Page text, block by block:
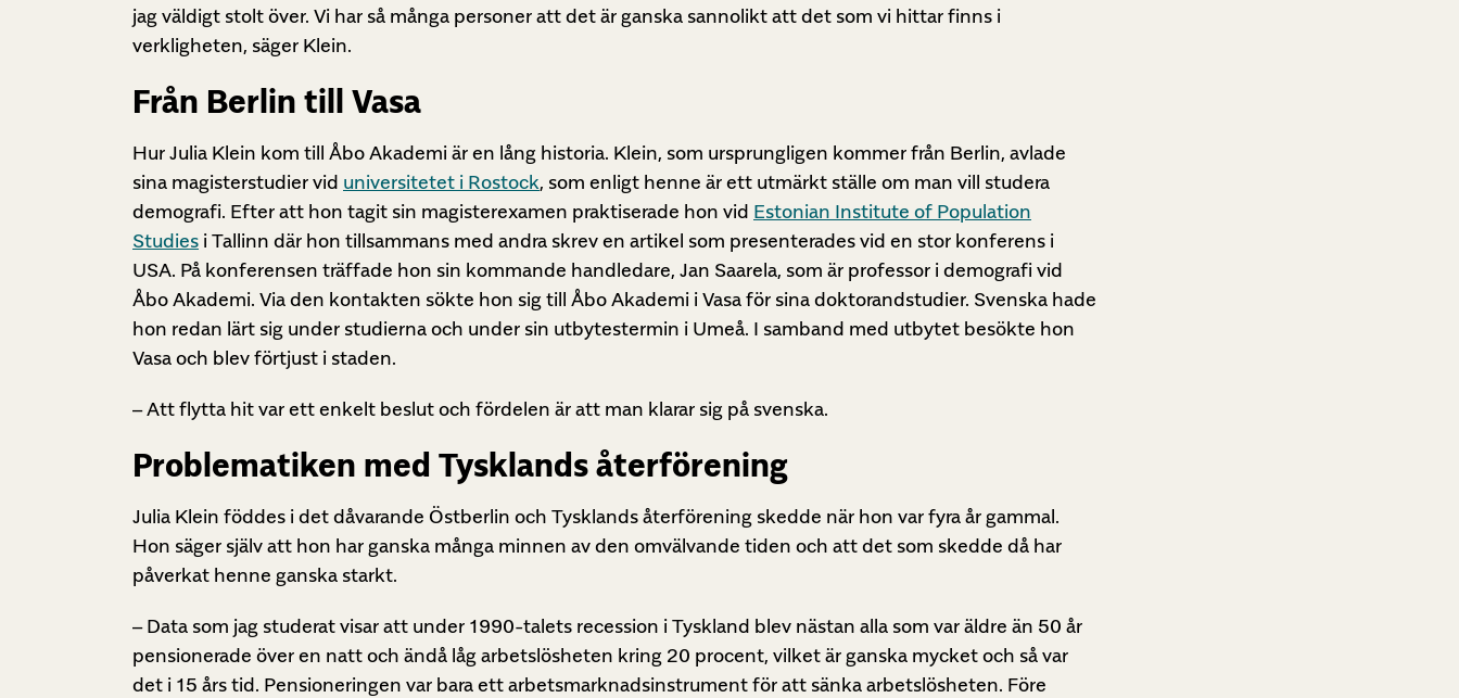
jag väldigt stolt över. Vi har så många personer att det är ganska sannolikt att det som vi hittar finns i
verkligheten, säger Klein.
Från Berlin till Vasa
Hur Julia Klein kom till Åbo Akademi är en lång historia. Klein, som ursprungligen kommer från Berlin, avlade
sina magisterstudier vid universitetet i Rostock, som enligt henne är ett utmärkt ställe om man vill studera
demografi. Efter att hon tagit sin magisterexamen praktiserade hon vid Estonian Institute of Population
Studies i Tallinn där hon tillsammans med andra skrev en artikel som presenterades vid en stor konferens i
USA. På konferensen träffade hon sin kommande handledare, Jan Saarela, som är professor i demografi vid
Åbo Akademi. Via den kontakten sökte hon sig till Åbo Akademi i Vasa för sina doktorandstudier. Svenska hade
hon redan lärt sig under studierna och under sin utbytestermin i Umeå. I samband med utbytet besökte hon
Vasa och blev förtjust i staden.
– Att flytta hit var ett enkelt beslut och fördelen är att man klarar sig på svenska.
Problematiken med Tysklands återförening
Julia Klein föddes i det dåvarande Östberlin och Tysklands återförening skedde när hon var fyra år gammal.
Hon säger själv att hon har ganska många minnen av den omvälvande tiden och att det som skedde då har
påverkat henne ganska starkt.
– Data som jag studerat visar att under 1990-talets recession i Tyskland blev nästan alla som var äldre än 50 år
pensionerade över en natt och ändå låg arbetslösheten kring 20 procent, vilket är ganska mycket och så var
det i 15 års tid. Pensioneringen var bara ett arbetsmarknadsinstrument för att sänka arbetslösheten. Före